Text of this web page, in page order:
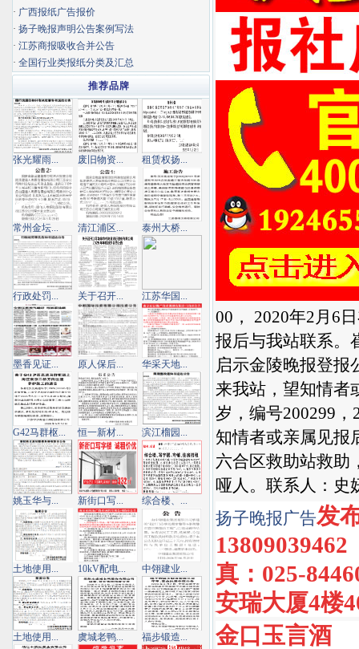
00， 2020年2月6
报后与我站联系。
启示金陵晚报登报
来我站，望知情者
岁，编号200299
知情者或亲属见报
六合区救助站救助
哑人。联系人：史
扬子晚报广告发
真：025-
安瑞大厦4楼
金口玉言酒
· 广西报纸广告报价
· 扬子晚报声明公告案例写法
· 江苏商报吸收合并公告
· 全国行业类报纸分类及汇总
推荐品牌
张光耀雨... 废旧物资... 租赁权扬...
常州金坛... 清江浦区... 泰州大桥...
行政处罚... 关于召开... 江苏华国...
墨香见证... 原人保后... 华采天地...
G42马群枢... 恒一新材... 滨江榴园...
姚玉华与... 新街口写... 综合楼、...
土地使用... 10kV配电... 中翎建业...
土地使用... 虞城老鸭... 福步锻造...